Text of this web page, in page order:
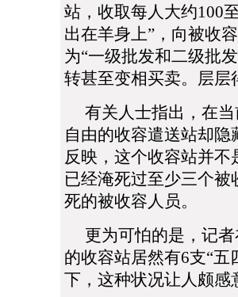
站，收取每人大约100
出在羊身上”，向被收
为“一级批发和二级批
转甚至变相买卖。层
有关人士指出，在当
自由的收容遣送站却
反映，这个收容站并
已经淹死过至少三个
死的被收容人员。
更为可怕的是，记者
的收容站居然有6支“
下，这种状况让人颇感